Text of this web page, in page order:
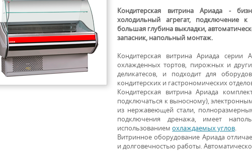
Кондитерская витрина Ариада -
холодильный агрегат, подключение
большая глубина выкладки,
запасник, напольный монтаж.
Кондитерская витрина Ариада серии
охлажденных тортов, пирожных и
деликатесов, и подходит для
кондитерских и гастрономических
Кондитерская витрина Ариада
подключаться к выносному),
из нержавеющей стали,
подключения дренажа, имеет
использованиемохлаждаемых углов.
Витринное оборудование Ариада
и долговечностью работы.